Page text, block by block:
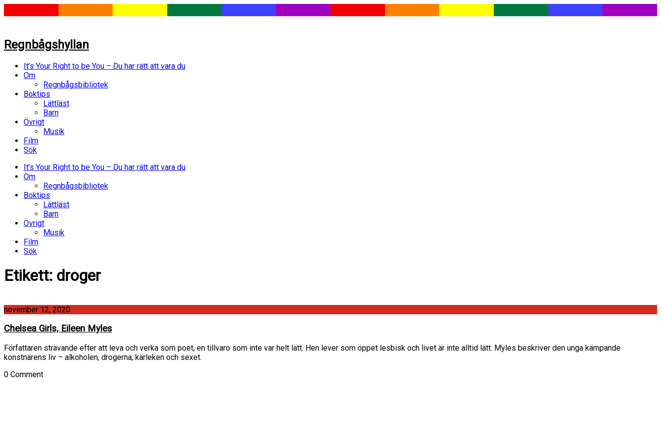
Regnbågshyllan
It’s Your Right to be You – Du har rätt att vara du
Om
Regnbågsbibliotek
Boktips
Lättläst
Barn
Övrigt
Musik
Film
Sök
It’s Your Right to be You – Du har rätt att vara du
Om
Regnbågsbibliotek
Boktips
Lättläst
Barn
Övrigt
Musik
Film
Sök
Etikett: droger
november 12, 2020
Chelsea Girls, Eileen Myles
Författaren strävande efter att leva och verka som poet, en tillvaro som inte var helt lätt. Hen lever som öppet lesbisk och livet är inte alltid lätt. Myles beskriver den unga kämpande
konstnärens liv – alkoholen, drogerna, kärleken och sexet.
0 Comment